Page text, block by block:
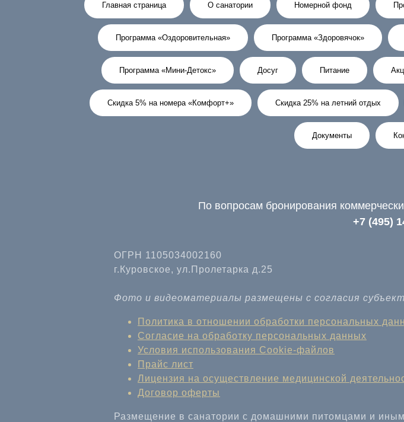
Главная страница О санатории Номерной фонд
Программа «Оздоровительная» Программа «Здоровячок»
Программа «Мини-Детокс» Досуг Питание
Скидка 5% на номера «Комфорт+» Скидка 25% на летний отдых
Документы
По вопросам бронирования
+7 (495)
ОГРН 1105034002160
г.Куровское, ул.Пролетарка д.25
Фото и видеоматериалы размещены с согласия
Политика в отношении обработки персональных
Согласие на обработку персональных данных
Условия использования Cookie-файлов
Прайс лист
Лицензия на осуществление медицинской
Договор оферты
Размещение в санатории с домашними питомцами и